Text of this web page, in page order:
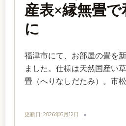
産表×縁無畳
に
福津市にて、お部屋の畳を
ました。仕様は天然国産い
畳（へりなしだたみ）。市
更新日: 2026年6月12日